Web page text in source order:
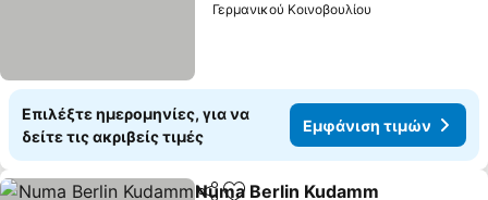
Γερμανικού Κοινοβουλίου
Επιλέξτε ημερομηνίες, για να
δείτε τις ακριβείς τιμές
Εμφάνιση τιμών
Numa Berlin Kudamm